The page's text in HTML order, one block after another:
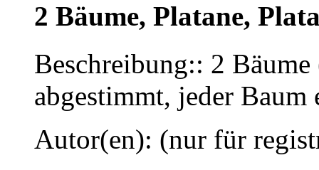
2 Bäume, Platane,
Beschreibung:: 2
abgestimmt, jeder Baum
Autor(en): (nur für